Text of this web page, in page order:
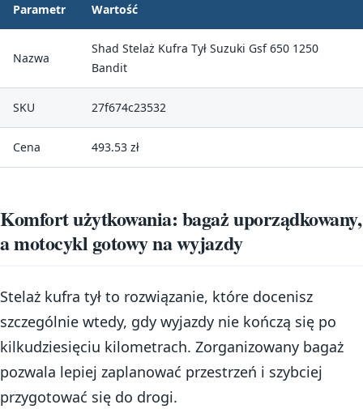
Parametr Wartość
Nazwa
Shad Stelaż Kufra Tył Suzuki Gsf 650 1250
Bandit
SKU 27f674c23532
Cena 493.53 zł
Komfort użytkowania: bagaż uporządkowany,
a motocykl gotowy na wyjazdy
Stelaż kufra tył to rozwiązanie, które docenisz
szczególnie wtedy, gdy wyjazdy nie kończą się po
kilkudziesięciu kilometrach. Zorganizowany bagaż
pozwala lepiej zaplanować przestrzeń i szybciej
przygotować się do drogi.